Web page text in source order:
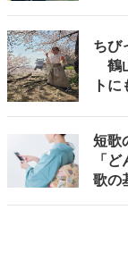
ちび
鶴
ト
短歌
「
歌の